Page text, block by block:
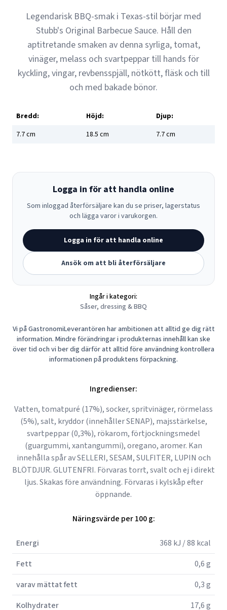
Legendarisk BBQ-smak i Texas-stil börjar med
Stubb's Original Barbecue Sauce. Håll den
aptitretande smaken av denna syrliga, tomat,
vinäger, melass och svartpeppar till hands för
kyckling, vingar, revbensspjäll, nötkött, fläsk och till
och med bakade bönor.
Bredd: Höjd:
Djup:
7.7cm 18.5 cm 7.7cm
Logga in för att handla online
Som inloggad återförsäljare kan du se priser, lagerstatus
och lägga varor i varukorgen.
Logga in för att handla online
Ansök om att bli återförsäljare
Ingår i kategori:
Såser, dressing & BBQ
Vi på GastronomiLeverantören har ambitionen att alltid ge dig rätt
information. Mindre förändringar i produkternas innehåll kan ske
över tid och vi ber dig därför att alltid före användning kontrollera
informationen på produktens förpackning.
Ingredienser:
Vatten, tomatpuré (17%), socker, spritvinäger, rörmelass
(5%), salt, kryddor (innehåller SENAP), majsstärkelse,
svartpeppar (0,3%), rökarom, förtjockningsmedel
(guargummi, xantangummi), oregano, aromer. Kan
innehålla spår av SELLERI, SESAM, SULFITER, LUPIN och
BLÖTDJUR. GLUTENFRI. Förvaras torrt, svalt och ej i direkt
ljus. Skakas före användning. Förvaras i kylskåp efter
öppnande.
Näringsvärde per 100 g:
Energi
368 kJ / 88 kcal
Fett
0,6 g
varav mättat fett
0,3 g
Kolhydrater
17,6 g